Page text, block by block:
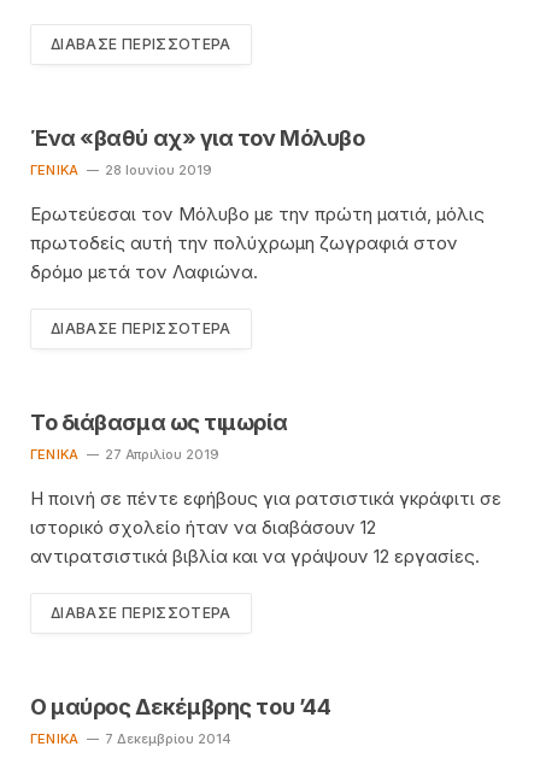
ΔΙΆΒΑΣΕ ΠΕΡΙΣΣΌΤΕΡΑ
Ένα «βαθύ αχ» για τον Μόλυβο
ΓΕΝΙΚΆ 28 Ιουνίου 2019
Ερωτεύεσαι τον Μόλυβο με την πρώτη ματιά, μόλις
πρωτοδείς αυτή την πολύχρωμη ζωγραφιά στον
δρόμο μετά τον Λαφιώνα.
ΔΙΆΒΑΣΕ ΠΕΡΙΣΣΌΤΕΡΑ
Το διάβασμα ως τιμωρία
ΓΕΝΙΚΆ 27 Απριλίου 2019
Η ποινή σε πέντε εφήβους για ρατσιστικά γκράφιτι σε
ιστορικό σχολείο ήταν να διαβάσουν 12
αντιρατσιστικά βιβλία και να γράψουν 12 εργασίες.
ΔΙΆΒΑΣΕ ΠΕΡΙΣΣΌΤΕΡΑ
Ο μαύρος Δεκέμβρης του ’44
ΓΕΝΙΚΆ 7 Δεκεμβρίου 2014